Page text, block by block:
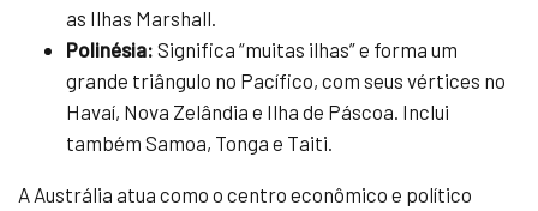
as Ilhas Marshall.
Polinésia: Significa “muitas ilhas” e forma um
grande triângulo no Pacífico, com seus vértices no
Havaí, Nova Zelândia e Ilha de Páscoa. Inclui
também Samoa, Tonga e Taiti.
A Austrália atua como o centro econômico e político